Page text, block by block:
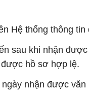
Hệ thống thông
sau khi nhận
hồ sơ hợp lệ.
ngày nhận được